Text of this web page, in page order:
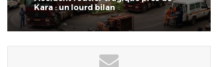
Kara : un lourd bilan